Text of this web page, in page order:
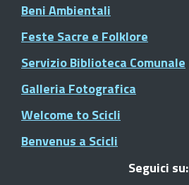
Beni Ambientali
Feste Sacre e Folklore
Servizio Biblioteca Comunale
Galleria Fotografica
Welcome to Scicli
Benvenus a Scicli
Seguici su: